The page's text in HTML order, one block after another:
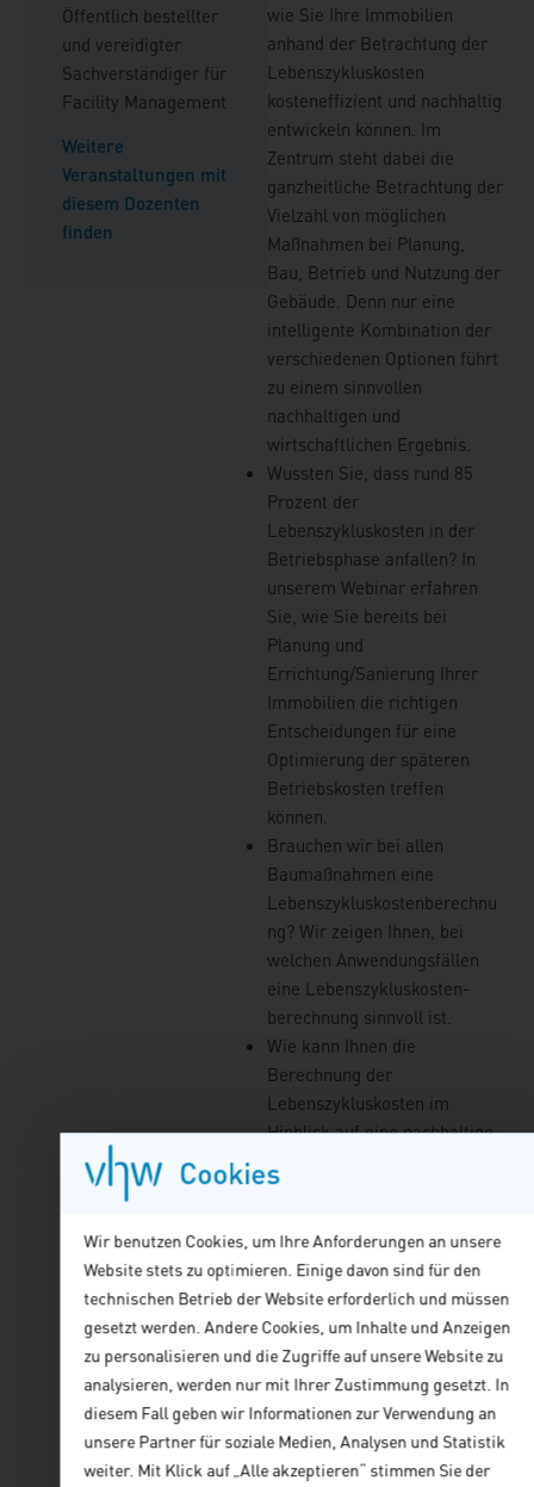
Cookies
Wir benutzen Cookies, um Ihre Anforderungen an unsere
Website stets zu optimieren. Einige davon sind für den
technischen Betrieb der Website erforderlich und müssen
gesetzt werden. Andere Cookies, um Inhalte und Anzeigen
zu personalisieren und die Zugriffe auf unsere Website zu
analysieren, werden nur mit Ihrer Zustimmung gesetzt. In
diesem Fall geben wir Informationen zur Verwendung an
unsere Partner für soziale Medien, Analysen und Statistik
weiter. Mit Klick auf „Alle akzeptieren“ stimmen Sie der
Öffentlich bestellter
und vereidigter
Sachverständiger für
Facility Management
Weitere
Veranstaltungen mit
diesem Dozenten
finden
wie Sie Ihre Immobilien
anhand der Betrachtung der
Lebenszykluskosten
kosteneffizient und nachhaltig
entwickeln können. Im
Zentrum steht dabei die
ganzheitliche Betrachtung der
Vielzahl von möglichen
Maßnahmen bei Planung,
Bau, Betrieb und Nutzung der
Gebäude. Denn nur eine
intelligente Kombination der
verschiedenen Optionen führt
zu einem sinnvollen
nachhaltigen und
wirtschaftlichen Ergebnis.
Wussten Sie, dass rund 85
Prozent der
Lebenszykluskosten in der
Betriebsphase anfallen? In
unserem Webinar erfahren
Sie, wie Sie bereits bei
Planung und
Errichtung/Sanierung Ihrer
Immobilien die richtigen
Entscheidungen für eine
Optimierung der späteren
Betriebskosten treffen
können.
Brauchen wir bei allen
Baumaßnahmen eine
Lebenszykluskostenberechnu
ng? Wir zeigen Ihnen, bei
welchen Anwendungsfällen
eine Lebenszykluskosten-
berechnung sinnvoll ist.
Wie kann Ihnen die
Berechnung der
Lebenszykluskosten im
Hinblick auf eine nachhaltige,
ressourcenschonende
helfen? Denn eine
Optimierung der
Lebenszykluskosten hat
vielfach auch eine positive
Wirkung auf die Aspekte
Nachhaltigkeit,
Klimaneutralität und die
Schonung der Ressourcen.
Diese und andere Fragen